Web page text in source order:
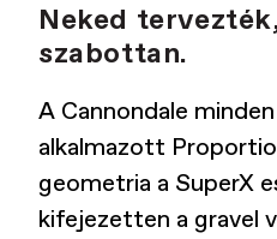
Neked
szabottan.
A Cannondale
alkalmazott
geometria a SuperX
kifejezetten a gravel